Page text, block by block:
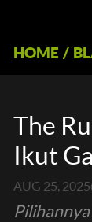
HOME /
The
Ikut
AUG 25,